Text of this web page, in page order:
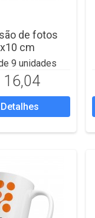
de fotos
cm
9 unidades
16,04